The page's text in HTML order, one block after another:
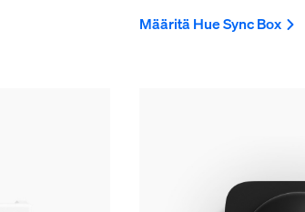
Määritä Hue Sync Box